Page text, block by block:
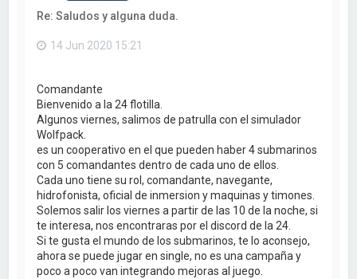
Re: Saludos y alguna duda.
14 Jun 2020 15:21
Comandante
Bienvenido a la 24 flotilla.
Algunos viernes, salimos de patrulla con el simulador
Wolfpack.
es un cooperativo en el que pueden haber 4 submarinos
con 5 comandantes dentro de cada uno de ellos.
Cada uno tiene su rol, comandante, navegante,
hidrofonista, oficial de inmersion y maquinas y timones.
Solemos salir los viernes a partir de las 10 de la noche, si
te interesa, nos encontraras por el discord de la 24.
Si te gusta el mundo de los submarinos, te lo aconsejo,
ahora se puede jugar en single, no es una campaña y
poco a poco van integrando mejoras al juego.